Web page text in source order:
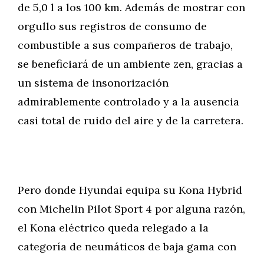
de 5,0 l a los 100 km. Además de mostrar con
orgullo sus registros de consumo de
combustible a sus compañeros de trabajo,
se beneficiará de un ambiente zen, gracias a
un sistema de insonorización
admirablemente controlado y a la ausencia
casi total de ruido del aire y de la carretera.
Pero donde Hyundai equipa su Kona Hybrid
con Michelin Pilot Sport 4 por alguna razón,
el Kona eléctrico queda relegado a la
categoría de neumáticos de baja gama con